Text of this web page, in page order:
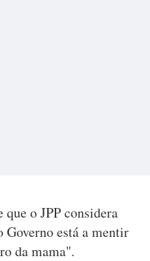
que o JPP considera
está a mentir
da mama".